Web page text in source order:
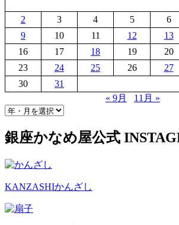
2
3 4 5 6
9
10 11 12 13
16
17 18 19 20
23
24 25 26 27
30
31
« 9月
11月 »
銀座かなめ屋公式
KANZASHIかんざし